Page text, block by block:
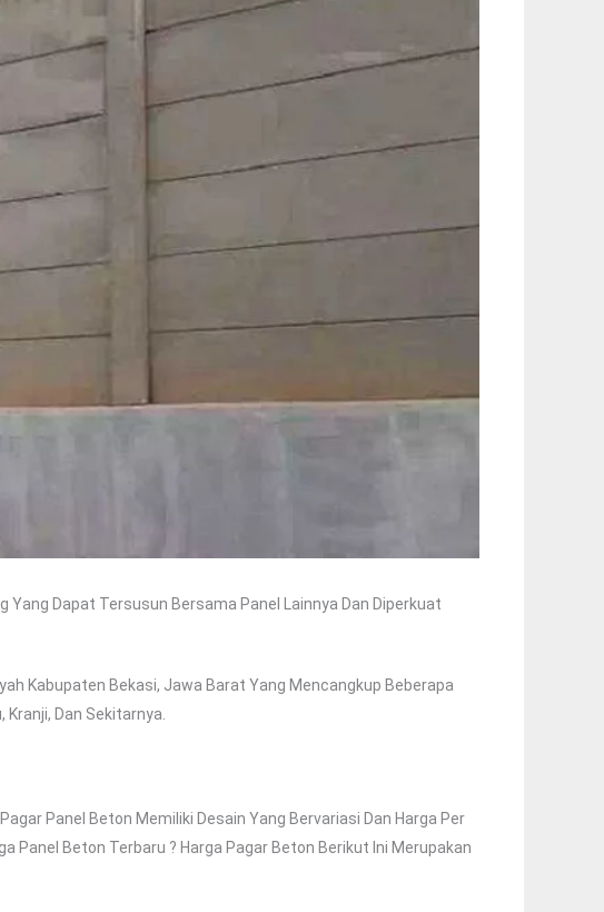
Dapat Tersusun Bersama Panel Lainnya Dan Diperkuat
Kabupaten Bekasi, Jawa Barat Yang Mencangkup Beberapa
Dan Sekitarnya.
Panel Beton Memiliki Desain Yang Bervariasi Dan Harga Per
Panel Beton Terbaru ? Harga Pagar Beton Berikut Ini Merupakan